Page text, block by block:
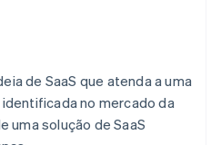
de SaaS que atenda a uma
no mercado da
uma solução de SaaS